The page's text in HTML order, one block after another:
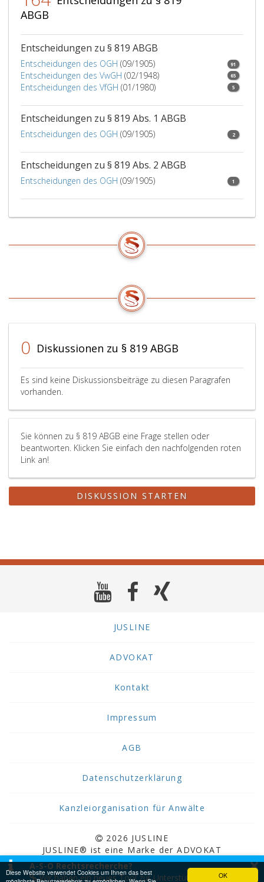
OK
Diese Website verwendet Cookies um Ihnen das best
ABGB
Entscheidungen zu § 819 ABGB
Entscheidungen des OGH (09/1905) 91
Entscheidungen des VwGH (02/1948) 65
Entscheidungen des VfGH (01/1980) 5
Entscheidungen zu § 819 Abs. 1 ABGB
Entscheidungen des OGH (09/1905) 2
Entscheidungen zu § 819 Abs. 2 ABGB
Entscheidungen des OGH (09/1905) 1
0 Diskussionen zu § 819 ABGB
Es sind keine Diskussionsbeiträge zu diesen Paragrafen
vorhanden.
Sie können zu § 819 ABGB eine Frage stellen oder
beantworten. Klicken Sie einfach den nachfolgenden roten
Link an!
DISKUSSION STARTEN
JUSLINE
ADVOKAT
Kontakt
Impressum
AGB
Datenschutzerklärung
Kanzleiorganisation für Anwälte
2026 JUSLINE
JUSLINE® ist eine Marke der ADVOKAT
Unternehmensberatung Greiter & Greiter GmbH.
×
A-S-O Rechtsrecherche?
Wir haben ein neues Tool zur Unterstützung bei der